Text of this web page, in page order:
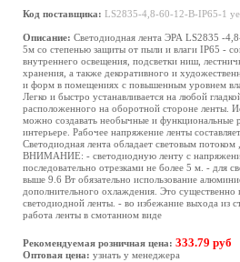
Код поставщика: LS2835-4,8-60-12-B-IP65-1
Описание: Светодиодная лента ЭРА LS2835 -
5м со степенью защиты от пыли и влаги IP65 -
внутреннего освещения, подсветки ниш,
хранения, а также декоративного и
и форм в помещениях с повышенным уровнем
Легко и быстро устанавливается на любой
расположенного на оборотной стороне ленты.
можно создавать необычные и функциональные
интерьере. Рабочее напряжение ленты
Светодиодная лента обладает световым
ВНИМАНИЕ: - светодиодную ленту с
последовательно отрезками не более 5 м. - для
выше 9.6 Вт обязательно использование
дополнительного охлаждения. Это
светодиодной ленты. - во избежание выхода из
работа ленты в смотанном виде
Рекомендуемая розничная цена: 333.79 руб
Оптовая цена: узнать у менеджера